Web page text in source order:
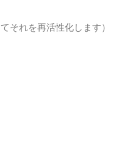
それを再活性化します）